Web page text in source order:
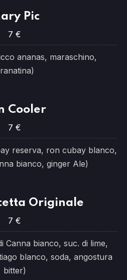
Pic
7 €
ananas, maraschino,
Cooler
7 €
reserva, ron cubay blanco,
bianco, ginger Ale)
Originale
7 €
Canna bianco, suc. di lime,
blanco, soda, angostura
bitter)